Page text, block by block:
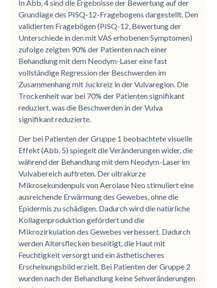
In Abb. 4 sind die Ergebnisse der Bewertung auf der
Grundlage des PISQ-12-Fragebogens dargestellt. Den
validierten Fragebögen (PISQ-12, Bewertung der
Unterschiede in den mit VAS erhobenen Symptomen)
zufolge zeigten 90% der Patienten nach einer
Behandlung mit dem Neodym-Laser eine fast
vollständige Regression der Beschwerden im
Zusammenhang mit Juckreiz in der Vulvaregion. Die
Trockenheit war bei 70% der Patienten signifikant
reduziert, was die Beschwerden in der Vulva
signifikant reduzierte.
Der bei Patienten der Gruppe 1 beobachtete visuelle
Effekt (Abb. 5) spiegelt die Veränderungen wider, die
während der Behandlung mit dem Neodym-Laser im
Vulvabereich auftreten. Der ultrakurze
Mikrosekundenpuls von Aerolase Neo stimuliert eine
ausreichende Erwärmung des Gewebes, ohne die
Epidermis zu schädigen. Dadurch wird die natürliche
Kollagenproduktion gefördert und die
Mikrozirkulation des Gewebes verbessert. Dadurch
werden Altersflecken beseitigt, die Haut mit
Feuchtigkeit versorgt und ein ästhetischeres
Erscheinungsbild erzielt. Bei Patienten der Gruppe 2
wurden nach der Behandlung keine Sehveränderungen